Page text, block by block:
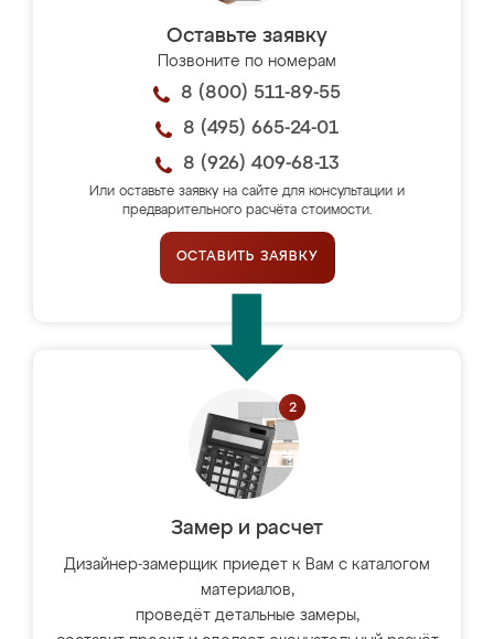
Оставьте заявку
Позвоните по номерам
8 (800) 511-89-55
8 (495) 665-24-01
8 (926) 409-68-13
Или оставьте заявку на сайте для консультации и
предварительного расчёта стоимости.
ОСТАВИТЬ ЗАЯВКУ
Замер и расчет
Дизайнер-замерщик приедет к Вам с каталогом
материалов,
проведёт детальные замеры,